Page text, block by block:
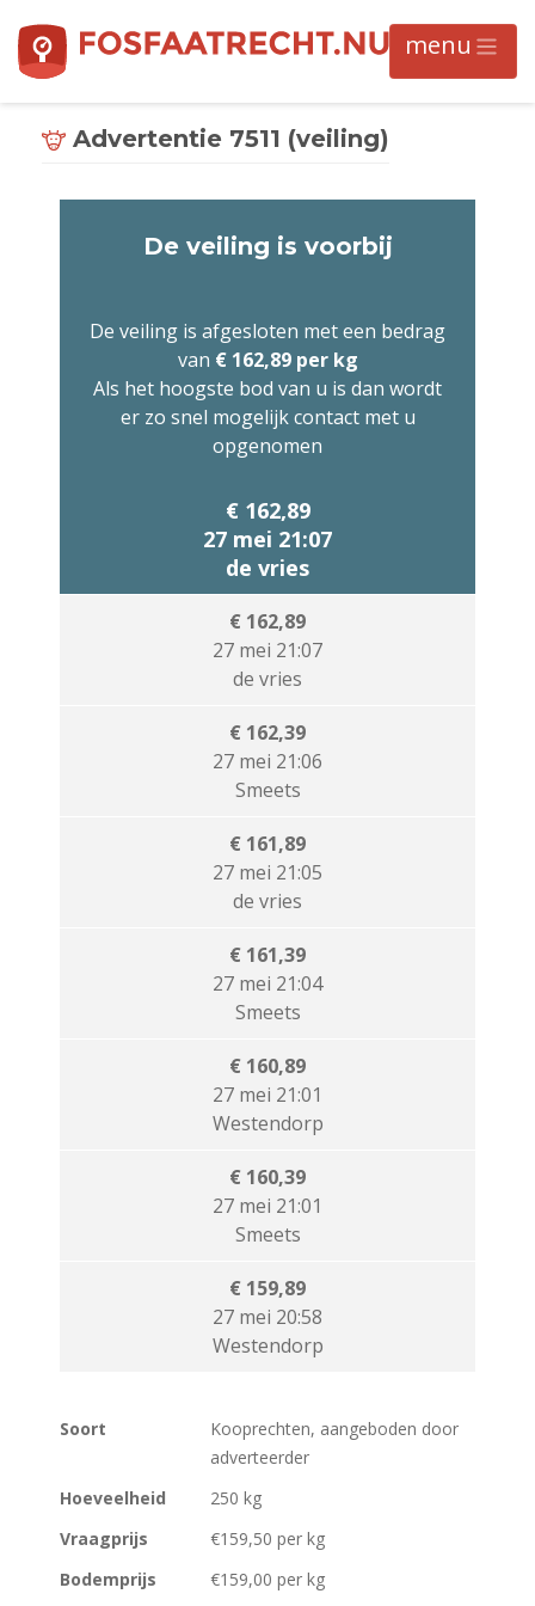
Advertentie 7511 (veiling)
Soort
Kooprechten, aangeboden door
adverteerder
Hoeveelheid
250 kg
Vraagprijs
€159,50 per kg
Bodemprijs
€159,00 per kg
De veiling is voorbij
De veiling is afgesloten met een bedrag
van € 162,89 per kg
Als het hoogste bod van u is dan wordt
er zo snel mogelijk contact met u
opgenomen
€ 162,89
27 mei 21:07
de vries
€ 162,89
27 mei 21:07
de vries
€ 162,39
27 mei 21:06
Smeets
€ 161,89
27 mei 21:05
de vries
€ 161,39
27 mei 21:04
Smeets
€ 160,89
27 mei 21:01
Westendorp
€ 160,39
27 mei 21:01
Smeets
€ 159,89
27 mei 20:58
Westendorp